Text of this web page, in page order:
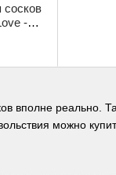
вполне реально.
можно
-